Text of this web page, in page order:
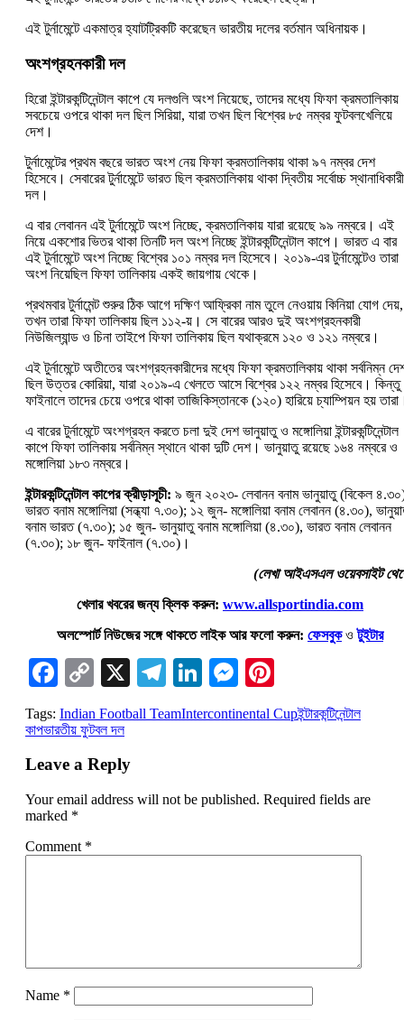
এই টুর্নামেন্টে একমাত্র হ্যাটট্রিকটি করেছেন ভারতীয় দলের বর্তমান অধিনায়ক।
অংশগ্রহনকারী দল
হিরো ইন্টারকন্টিনেন্টাল কাপে যে দলগুলি অংশ নিয়েছে, তাদের মধ্যে ফিফা ক্রমতালিকায়
সবচেয়ে ওপরে থাকা দল ছিল সিরিয়া, যারা তখন ছিল বিশ্বের ৮৫ নম্বর ফুটবলখেলিয়ে
দেশ।
টুর্নামেন্টের প্রথম বছরে ভারত অংশ নেয় ফিফা ক্রমতালিকায় থাকা ৯৭ নম্বর দেশ
হিসেবে। সেবারের টুর্নামেন্টে ভারত ছিল ক্রমতালিকায় থাকা দ্বিতীয় সর্বোচ্চ স্থানাধিকারী
দল।
এ বার লেবানন এই টুর্নামেন্টে অংশ নিচ্ছে, ক্রমতালিকায় যারা রয়েছে ৯৯ নম্বরে। এই
নিয়ে একশোর ভিতর থাকা তিনটি দল অংশ নিচ্ছে ইন্টারকন্টিনেন্টাল কাপে। ভারত এ বার
এই টুর্নামেন্টে অংশ নিচ্ছে বিশ্বের ১০১ নম্বর দল হিসেবে। ২০১৯-এর টুর্নামেন্টেও তারা
অংশ নিয়েছিল ফিফা তালিকায় একই জায়গায় থেকে।
প্রথমবার টুর্নামেন্ট শুরুর ঠিক আগে দক্ষিণ আফ্রিকা নাম তুলে নেওয়ায় কিনিয়া যোগ দেয়,
তখন তারা ফিফা তালিকায় ছিল ১১২-য়। সে বারের আরও দুই অংশগ্রহনকারী
নিউজিল্যান্ড ও চিনা তাইপে ফিফা তালিকায় ছিল যথাক্রমে ১২০ ও ১২১ নম্বরে।
এই টুর্নামেন্টে অতীতের অংশগ্রহনকারীদের মধ্যে ফিফা ক্রমতালিকায় থাকা সর্বনিম্ন
ছিল উত্তর কোরিয়া, যারা ২০১৯-এ খেলতে আসে বিশ্বের ১২২ নম্বর হিসেবে। কিন্তু
ফাইনালে তাদের চেয়ে ওপরে থাকা তাজিকিস্তানকে (১২০) হারিয়ে চ্যাম্পিয়ন হয়
এ বারের টুর্নামেন্টে অংশগ্রহন করতে চলা দুই দেশ ভানুয়াতু ও মঙ্গোলিয়া ইন্টারকন্টিনেন্টাল
কাপে ফিফা তালিকায় সর্বনিম্ন স্থানে থাকা দুটি দেশ। ভানুয়াতু রয়েছে ১৬৪ নম্বরে ও
মঙ্গোলিয়া ১৮৩ নম্বরে।
ইন্টারকন্টিনেন্টাল কাপের ক্রীড়াসূচী: ৯ জুন ২০২৩- লেবানন বনাম ভানুয়াতু (বিকেল
ভারত বনাম মঙ্গোলিয়া (সন্ধ্যা ৭.৩০); ১২ জুন- মঙ্গোলিয়া বনাম লেবানন (৪.৩০),
বনাম ভারত (৭.৩০); ১৫ জুন- ভানুয়াতু বনাম মঙ্গোলিয়া (৪.৩০), ভারত বনাম লেবানন
(৭.৩০); ১৮ জুন- ফাইনাল (৭.৩০)।
(লেখা আইএসএল ওয়েবসাইট
খেলার খবরের জন্য ক্লিক করুন: www.allsportindia.com
অলস্পোর্ট নিউজের সঙ্গে থাকতে লাইক আর ফলো করুন: ফেসবুকওটুইটার
Facebook
Copy
Link
X Telegram
LinkedIn
Messenger
Tags: Indian Football TeamIntercontinental Cupইন্টারকন্টিনেন্টাল
কাপভারতীয় ফুটবল দল
Leave a Reply
Your email address will not be published. Required fields are
marked *
Comment *
Name *